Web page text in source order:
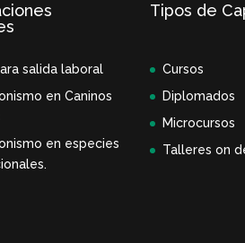
salida laboral
en Caninos
en especies
Tipos de
Cursos
Diplomados
Microcursos
Talleres on